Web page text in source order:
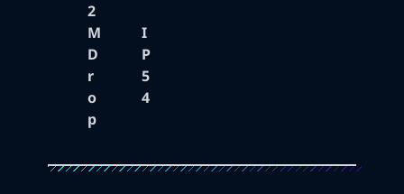
2
M
D
r
o
p
I
P
5
4